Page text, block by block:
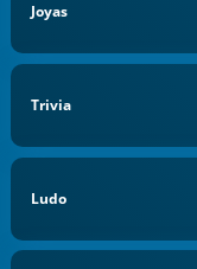
Joyas
Trivia
Ludo